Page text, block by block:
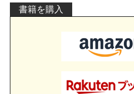
書籍を購入